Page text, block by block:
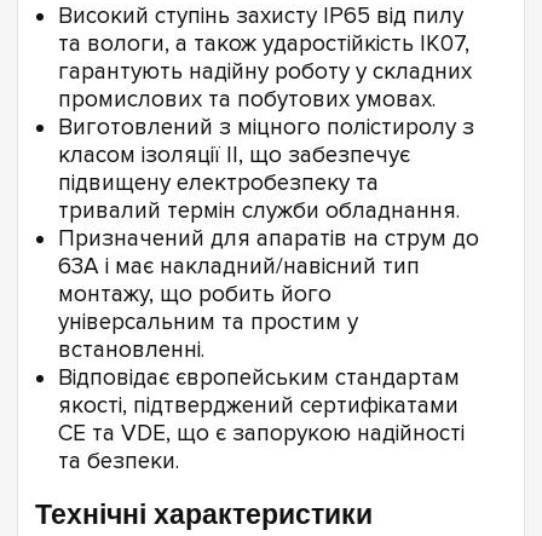
Високий ступінь захисту IP65 від пилу
та вологи, а також ударостійкість IK07,
гарантують надійну роботу у складних
промислових та побутових умовах.
Виготовлений з міцного полістиролу з
класом ізоляції II, що забезпечує
підвищену електробезпеку та
тривалий термін служби обладнання.
Призначений для апаратів на струм до
63А і має накладний/навісний тип
монтажу, що робить його
універсальним та простим у
встановленні.
Відповідає європейським стандартам
якості, підтверджений сертифікатами
CE та VDE, що є запорукою надійності
та безпеки.
Технічні характеристики